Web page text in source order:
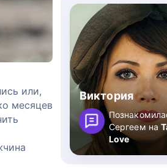
или,
месяцев
Виктория
Сергеем на
Love